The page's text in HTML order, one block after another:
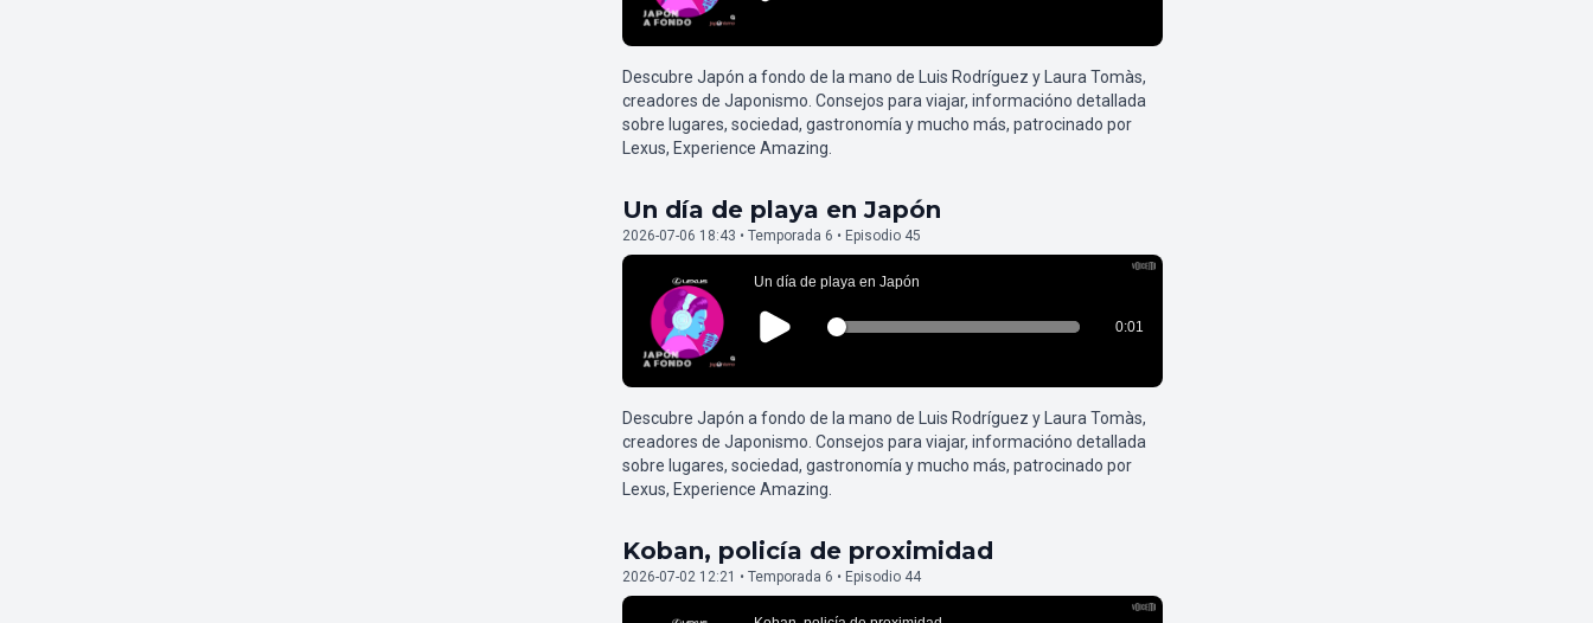
Descubre Japón a fondo de la mano de Luis Rodríguez y Laura Tomàs,
creadores de Japonismo. Consejos para viajar, informacióno detallada
sobre lugares, sociedad, gastronomía y mucho más, patrocinado por
Lexus, Experience Amazing.
Un día de playa en Japón
2026-07-06 18:43 • Temporada 6 • Episodio 45
Descubre Japón a fondo de la mano de Luis Rodríguez y Laura Tomàs,
creadores de Japonismo. Consejos para viajar, informacióno detallada
sobre lugares, sociedad, gastronomía y mucho más, patrocinado por
Lexus, Experience Amazing.
Koban, policía de proximidad
2026-07-02 12:21 • Temporada 6 • Episodio 44